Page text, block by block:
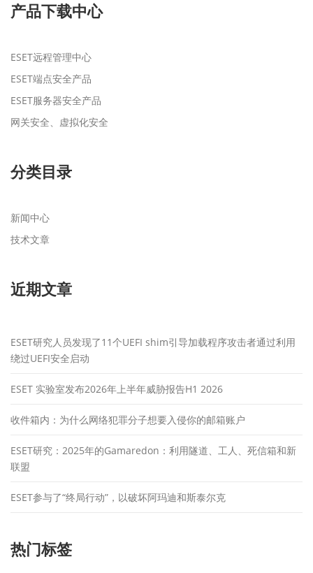
产品下载中心
ESET远程管理中心
ESET端点安全产品
ESET服务器安全产品
网关安全、虚拟化安全
分类目录
新闻中心
技术文章
近期文章
ESET研究人员发现了11个UEFI shim引导加载程序攻击者通过利用
绕过UEFI安全启动
ESET 实验室发布2026年上半年威胁报告H1 2026
收件箱内：为什么网络犯罪分子想要入侵你的邮箱账户
ESET研究：2025年的Gamaredon：利用隧道、工人、死信箱和新
联盟
ESET参与了“终局行动”，以破坏阿玛迪和斯泰尔克
热门标签